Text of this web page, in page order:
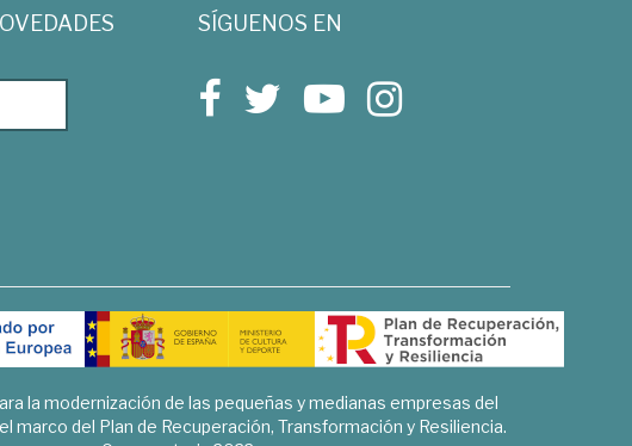
SÍGUENOS EN
la modernización de las pequeñas y medianas empresas del
marco del Plan de Recuperación, Transformación y Resiliencia.